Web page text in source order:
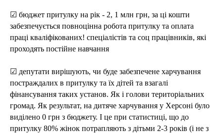
☑ бюджет притулку на рік - 2, 1 млн грн, за ці кошти
забезпечується повноцінна робота притулку та оплата
праці кваліфікованих! спеціалістів та соц працівників, які
проходять постійне навчання
☑ депутати вирішують, чи буде забезпечене харчування
постраждалих в притулку та їх дітей та взагалі
фінансування таких установ. Як і голови територіальних
громад. Як результат, на дитяче харчування у Херсоні було
виділено 0 грн з бюджету. І це при статистиці, що до
притулку 80% жінок потрапляють з дітьми 2-3 років (і не з